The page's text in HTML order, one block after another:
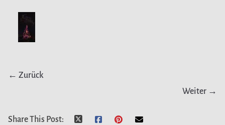
← Zurück
Weiter →
Share This Post: